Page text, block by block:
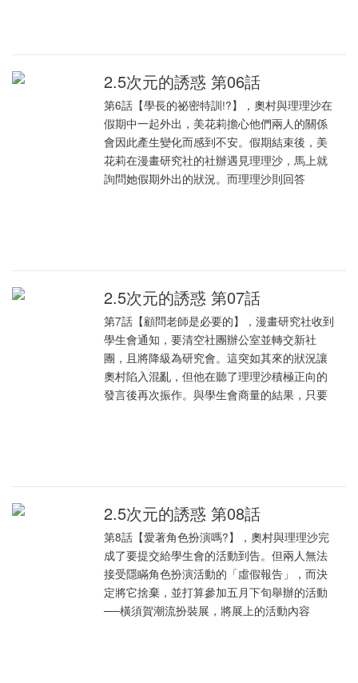
2.5次元的誘惑 第06話
第6話【學長的祕密特訓!?】，奧村與理理沙在
假期中一起外出，美花莉擔心他們兩人的關係
會因此產生變化而感到不安。假期結束後，美
花莉在漫畫研究社的社辦遇見理理沙，馬上就
詢問她假期外出的狀況。而理理沙則回答
2.5次元的誘惑 第07話
第7話【顧問老師是必要的】，漫畫研究社收到
學生會通知，要清空社團辦公室並轉交新社
團，且將降級為研究會。這突如其來的狀況讓
奧村陷入混亂，但他在聽了理理沙積極正向的
發言後再次振作。與學生會商量的結果，只要
2.5次元的誘惑 第08話
第8話【愛著角色扮演嗎?】，奧村與理理沙完
成了要提交給學生會的活動到告。但兩人無法
接受隱瞞角色扮演活動的「虛假報告」，而決
定將它捨棄，並打算參加五月下旬舉辦的活動
──橫須賀潮流扮裝展，將展上的活動內容